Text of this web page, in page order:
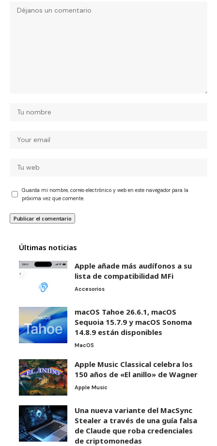
Guarda mi nombre, correo electrónico y web en este navegador para la
próxima vez que comente.
Últimas noticias
Apple añade más audífonos a su
lista de compatibilidad MFi
Accesorios
macOS Tahoe 26.6.1, macOS
Sequoia 15.7.9 y macOS Sonoma
14.8.9 están disponibles
MacOS
Apple Music Classical celebra los
150 años de «El anillo» de Wagner
Apple Music
Una nueva variante del MacSync
Stealer a través de una guía falsa
de Claude que roba credenciales
de criptomonedas